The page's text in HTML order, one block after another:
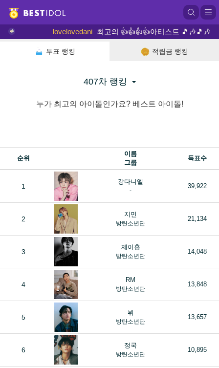
lovelovedani 최고의 👍👍👍👍아티스트 🎵🎶🎵🎶강
투표 랭킹 적립금 랭킹
407차 랭킹
누가 최고의 아이돌인가요? 베스트 아이돌!
순위
이름
그룹
득표수
1
강다니엘
-
39,922
2
지민
방탄소년단
21,134
3
제이홉
방탄소년단
14,048
4
RM
방탄소년단
13,848
5
뷔
방탄소년단
13,657
6
정국
방탄소년단
10,895